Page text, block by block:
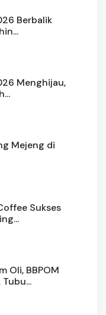
Berbalik
Menghijau,
Mejeng di
Sukses
Oli, BBPOM